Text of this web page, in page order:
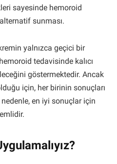
sayesinde hemoroid
sunması.
yalnızca geçici bir
tedavisinde kalıcı
göstermektedir. Ancak
için, her birinin sonuçları
en iyi sonuçlar için